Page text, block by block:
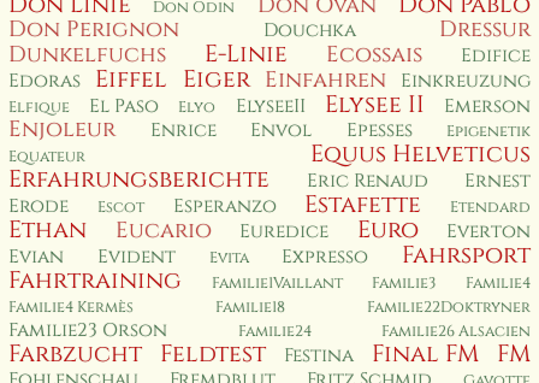
Don Odin
Don Perignon Douchka
Dressur
Dunkelfuchs
E-Linie Ecossais
Edifice
Edoras
Eiffel Eiger Einfahren Einkreuzung
Elfique El Paso Elyo ElyseeII Elysee II Emerson
Enjoleur Enrice Envol Epesses
Epigenetik
Equateur
Equus Helveticus
Erfahrungsberichte
Eric Renaud
Ernest
Erode
Escot Esperanzo Estafette Etendard
Ethan Eucario Euredice Euro
Everton
Evian
Evident Evita Expresso
Fahrsport
Fahrtraining
Familie1Vaillant Familie3
Familie4
Familie4 Kermès
Familie18 Familie22Doktryner
Familie23 Orson Familie24 Familie26 Alsacien
Farbzucht Feldtest Festina Final FM FM